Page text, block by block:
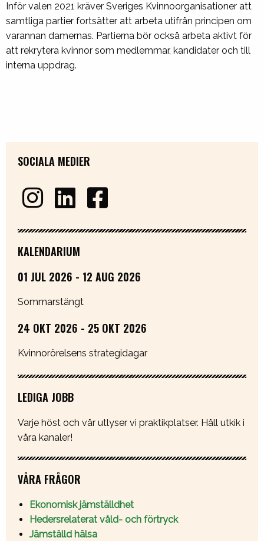
Inför valen 2021 kräver Sveriges Kvinnoorganisationer att
samtliga partier fortsätter att arbeta utifrån principen om
varannan damernas. Partierna bör också arbeta aktivt för
att rekrytera kvinnor som medlemmar, kandidater och till
interna uppdrag.
SOCIALA MEDIER
KALENDARIUM
01 JUL 2026 - 12 AUG 2026
Sommarstängt
24 OKT 2026 - 25 OKT 2026
Kvinnorörelsens strategidagar
LEDIGA JOBB
Varje höst och vår utlyser vi praktikplatser. Håll utkik i
våra kanaler!
VÅRA FRÅGOR
Ekonomisk jämställdhet
Hedersrelaterat våld- och förtryck
Jämställd hälsa